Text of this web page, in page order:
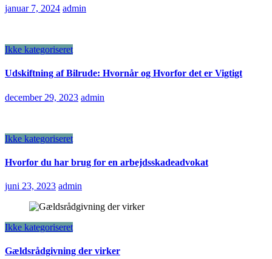
januar 7, 2024 admin
Ikke kategoriseret
Udskiftning af Bilrude: Hvornår og Hvorfor det er Vigtigt
december 29, 2023 admin
Ikke kategoriseret
Hvorfor du har brug for en arbejdsskadeadvokat
juni 23, 2023 admin
Ikke kategoriseret
Gældsrådgivning der virker